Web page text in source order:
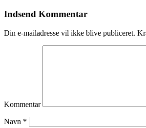
Indsend Kommentar
Din e-mailadresse vil ikke blive publiceret.
Kommentar
Navn *